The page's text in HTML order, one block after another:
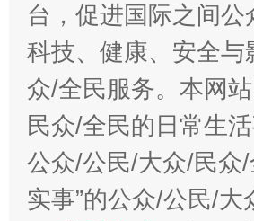
台，促进国际之间
科技、健康、安全
众/全民服务。本网
民众/全民的日常生
公众/公民/大众/民众/
实事”的公众/公民/